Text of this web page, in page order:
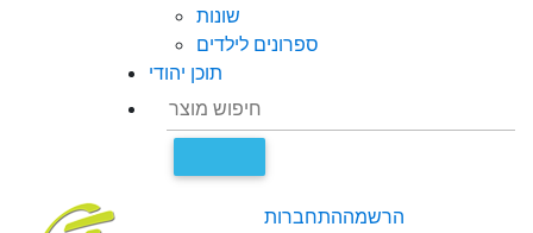
שונות
ספרונים לילדים
תוכן יהודי
התחברותהרשמה